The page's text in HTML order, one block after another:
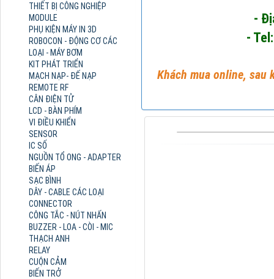
-
-
Khách mua online, sau
THIẾT BỊ CÔNG NGHIỆP
MODULE
PHỤ KIỆN MÁY IN 3D
ROBOCON - ĐỘNG CƠ CÁC
LOẠI - MÁY BƠM
KIT PHÁT TRIỂN
MẠCH NẠP- ĐẾ NẠP
REMOTE RF
CÂN ĐIỆN TỬ
LCD - BÀN PHÍM
VI ĐIỀU KHIỂN
SENSOR
IC SỐ
NGUỒN TỔ ONG - ADAPTER
BIẾN ÁP
SẠC BÌNH
DÂY - CABLE CÁC LOẠI
CONNECTOR
CÔNG TẮC - NÚT NHẤN
BUZZER - LOA - CÒI - MIC
THẠCH ANH
RELAY
CUỘN CẢM
BIẾN TRỞ